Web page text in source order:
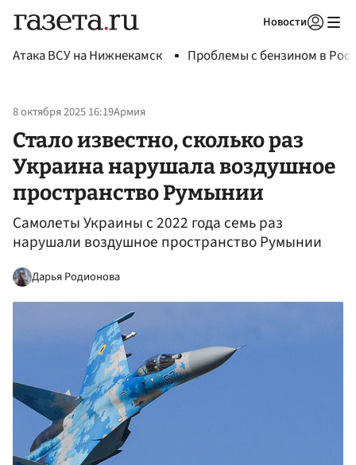
Новости
Атака ВСУ на Нижнекамск Проблемы с бензином в
8 октября 2025 16:19Армия
Стало известно, сколько раз
Украина нарушала воздушное
пространство Румынии
Самолеты Украины с 2022 года семь раз
нарушали воздушное пространство Румынии
Дарья Родионова